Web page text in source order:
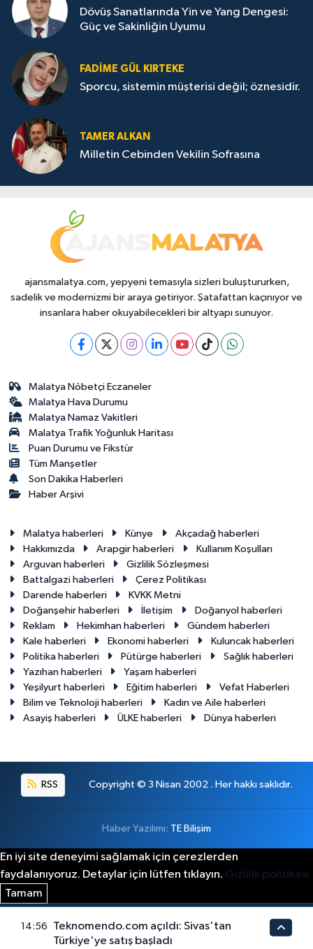
Dövüş Sanatlarında Yin ve Yang Dengesi:
Güç ve Sakinliğin Uyumu
FADIME GÜL KIRTEKE
Sporcu, sistemin müşterisi değil; öznesidir.
TAMER ALKAN
Milletin Cebinden Vekilin Sofrasına
ajansmalatya.com, yepyeni temasıyla sizleri buluştururken,
sadelik ve modernizmi bir araya getiriyor. Şatafattan kaçınıyor ve
insanlara haber okuyabilecekleri bir altyapı sunuyor.
Malatya Nöbetçi Eczaneler
Malatya Hava Durumu
Malatya Namaz Vakitleri
Malatya Trafik Yoğunluk Haritası
Puan Durumu ve Fikstür
Tüm Manşetler
Son Dakika Haberleri
Haber Arşivi
Malatya haberleri Künye
Akçadağ haberleri
Hakkımızda
Arapgir haberleri
Kullanım Koşulları
Arguvan haberleri
Gizlilik Sözleşmesi
Battalgazi haberleri
Çerez Politikası
Darende haberleri
KVKK Metni
Doğanşehir haberleri
İletişim
Doğanyol haberleri
Reklam
Hekimhan haberleri
Gündem haberleri
Kale haberleri
Ekonomi haberleri
Kuluncak haberleri
Politika haberleri
Pütürge haberleri
Sağlık haberleri
Yazıhan haberleri
Yaşam haberleri
Yeşilyurt haberleri
Eğitim haberleri
Vefat Haberleri
Bilim ve Teknoloji haberleri
Kadın ve Aile haberleri
Asayiş haberleri
ÜLKE haberleri Dünya haberleri
RSS Copyright © 3 Nisan 2002 . Her hakkı saklıdır.
Haber Yazılımı: TE Bilişim
En iyi site deneyimi sağlamak için çerezlerden
faydalanıyoruz. Detaylar için lütfen tıklayın. Gizlilik politikası
Tamam
14:56
Teknomendo.com açıldı: Sivas'tan
Türkiye'ye satış başladı